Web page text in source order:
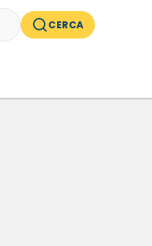
CERCA